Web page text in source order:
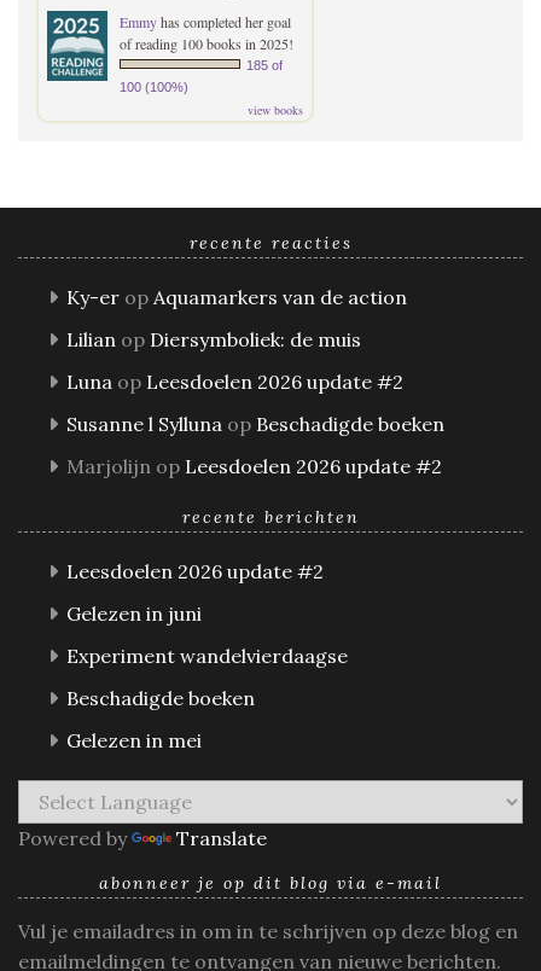
Emmyhas completed her goal
of reading 100 books in 2025!
185 of
100 (100%)
view books
recente reacties
Ky-er op Aquamarkers van de action
Lilian op Diersymboliek: de muis
Luna op Leesdoelen 2026 update #2
Susanne l Sylluna op Beschadigde boeken
Marjolijn op Leesdoelen 2026 update #2
recente berichten
Leesdoelen 2026 update #2
Gelezen in juni
Experiment wandelvierdaagse
Beschadigde boeken
Gelezen in mei
Powered by Translate
abonneer je op dit blog via e-mail
Vul je emailadres in om in te schrijven op deze blog en
emailmeldingen te ontvangen van nieuwe berichten.